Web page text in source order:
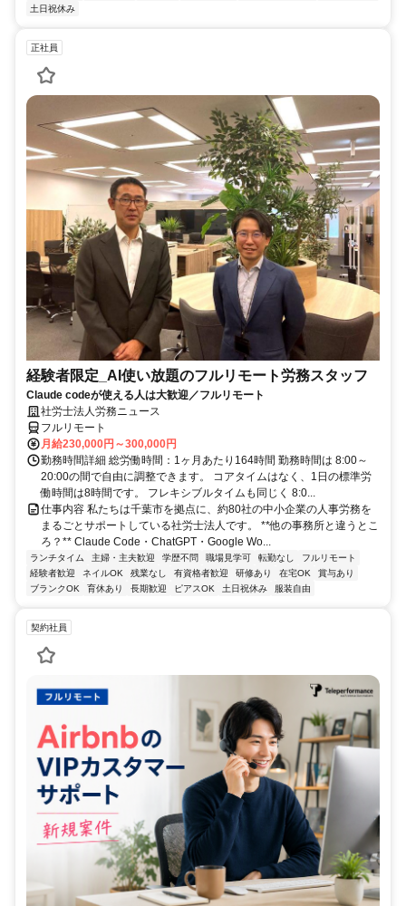
土日祝休み
正社員
経験者限定_AI使い放題のフルリモート労務スタッフ
Claude codeが使える人は大歓迎／フルリモート
社労士法人労務ニュース
フルリモート
月給230,000円～300,000円
勤務時間詳細 総労働時間：1ヶ月あたり164時間 勤務時間は 8:00～
20:00の間で自由に調整できます。 コアタイムはなく、1日の標準労
働時間は8時間です。 フレキシブルタイムも同じく 8:0...
仕事内容 私たちは千葉市を拠点に、約80社の中小企業の人事労務を
まるごとサポートしている社労士法人です。 **他の事務所と違うとこ
ろ？** Claude Code・ChatGPT・Google Wo...
ランチタイム 主婦・主夫歓迎 学歴不問 職場見学可 転勤なし
フルリモート
経験者歓迎
ネイルOK 残業なし 有資格者歓迎 研修あり 在宅OK
賞与あり
ブランクOK
育休あり 長期歓迎 ピアスOK 土日祝休み 服装自由
契約社員